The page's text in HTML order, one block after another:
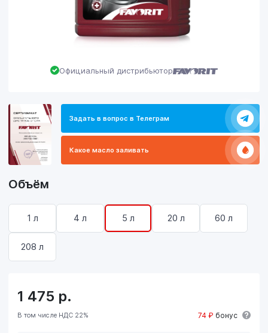
Официальный дистрибьютор
Задать в вопрос в Телеграм
Какое масло заливать
Объём
1 л 4 л 5 л 20 л 60 л
208 л
1 475 р.
В том числе НДС 22% 74 ₽ бонус